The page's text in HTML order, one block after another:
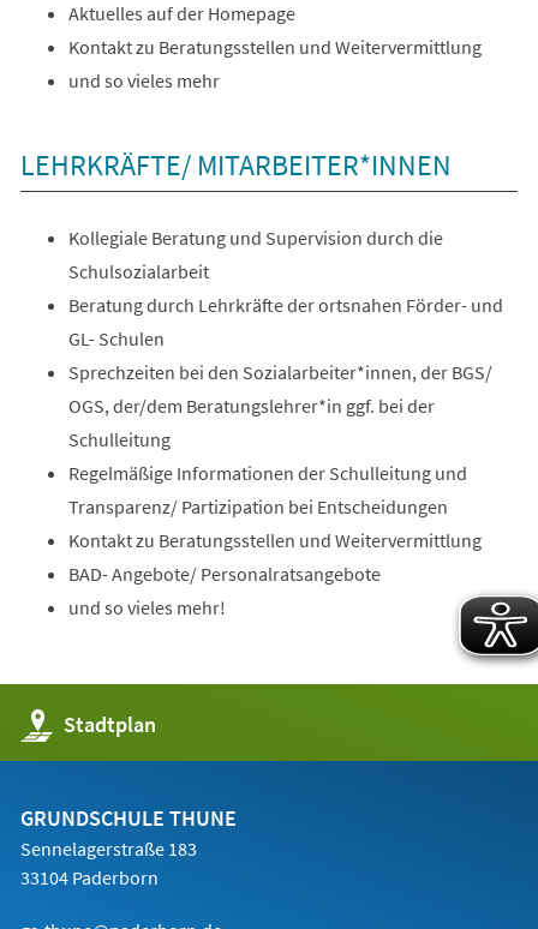
Aktuelles auf der Homepage
Kontakt zu Beratungsstellen und Weitervermittlung
und so vieles mehr
LEHRKRÄFTE/ MITARBEITER*INNEN
Kollegiale Beratung und Supervision durch die
Schulsozialarbeit
Beratung durch Lehrkräfte der ortsnahen Förder- und
GL- Schulen
Sprechzeiten bei den Sozialarbeiter*innen, der BGS/
OGS, der/dem Beratungslehrer*in ggf. bei der
Schulleitung
Regelmäßige Informationen der Schulleitung und
Transparenz/ Partizipation bei Entscheidungen
Kontakt zu Beratungsstellen und Weitervermittlung
BAD- Angebote/ Personalratsangebote
und so vieles mehr!
Stadtplan
(Öffnet
in
einem
Tab)
GRUNDSCHULE THUNE
Sennelagerstraße 183
33104 Paderborn